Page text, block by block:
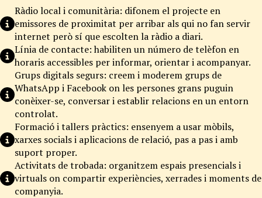
Ràdio local i comunitària: difonem el projecte en
emissores de proximitat per arribar als qui no fan servir
internet però sí que escolten la ràdio a diari.
Línia de contacte: habiliten un número de telèfon en
horaris accessibles per informar, orientar i acompanyar.
Grups digitals segurs: creem i moderem grups de
WhatsApp i Facebook on les persones grans puguin
conèixer-se, conversar i establir relacions en un entorn
controlat.
Formació i tallers pràctics: ensenyem a usar mòbils,
xarxes socials i aplicacions de relació, pas a pas i amb
suport proper.
Activitats de trobada: organitzem espais presencials i
virtuals on compartir experiències, xerrades i moments de
companyia.